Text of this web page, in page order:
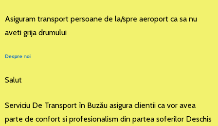
Asiguram transport persoane de la/spre aeroport ca sa nu
aveti grija drumului
Despre noi
Salut
Serviciu De Transport în Buzău asigura clientii ca vor avea
parte de confort si profesionalism din partea soferilor Deschis